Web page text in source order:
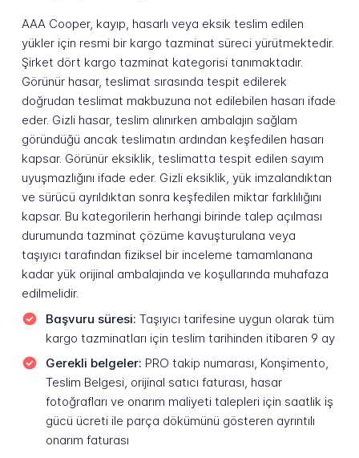
AAA Cooper, kayıp, hasarlı veya eksik teslim edilen
yükler için resmi bir kargo tazminat süreci yürütmektedir.
Şirket dört kargo tazminat kategorisi tanımaktadır.
Görünür hasar, teslimat sırasında tespit edilerek
doğrudan teslimat makbuzuna not edilebilen hasarı ifade
eder. Gizli hasar, teslim alınırken ambalajın sağlam
göründüğü ancak teslimatın ardından keşfedilen hasarı
kapsar. Görünür eksiklik, teslimatta tespit edilen sayım
uyuşmazlığını ifade eder. Gizli eksiklik, yük imzalandıktan
ve sürücü ayrıldıktan sonra keşfedilen miktar farklılığını
kapsar. Bu kategorilerin herhangi birinde talep açılması
durumunda tazminat çözüme kavuşturulana veya
taşıyıcı tarafından fiziksel bir inceleme tamamlanana
kadar yük orijinal ambalajında ve koşullarında muhafaza
edilmelidir.
Başvuru süresi: Taşıyıcı tarifesine uygun olarak tüm
kargo tazminatları için teslim tarihinden itibaren 9 ay
Gerekli belgeler: PRO takip numarası, Konşimento,
Teslim Belgesi, orijinal satıcı faturası, hasar
fotoğrafları ve onarım maliyeti talepleri için saatlik iş
gücü ücreti ile parça dökümünü gösteren ayrıntılı
onarım faturası